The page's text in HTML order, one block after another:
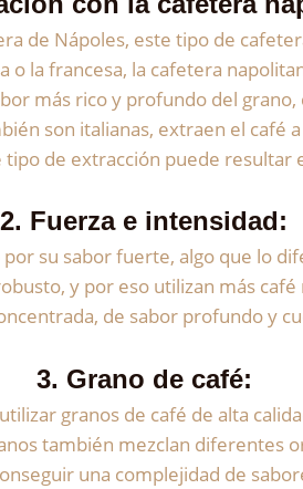
de Nápoles, este tipo de
la francesa, la cafetera
más rico y profundo del
son italianas, extraen el café
de extracción puede
2. Fuerza e intensidad:
su sabor fuerte, algo que lo
y por eso utilizan más
de sabor profundo y
3. Grano de café:
granos de café de alta
también mezclan diferentes
una complejidad de